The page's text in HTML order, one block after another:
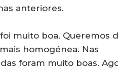
anteriores.
muito boa. Queremos
homogénea. Nas
foram muito boas.